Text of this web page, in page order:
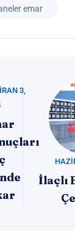
emar
3,
İlaçlı